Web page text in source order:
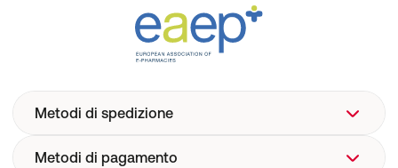
Metodi di spedizione
Metodi di pagamento